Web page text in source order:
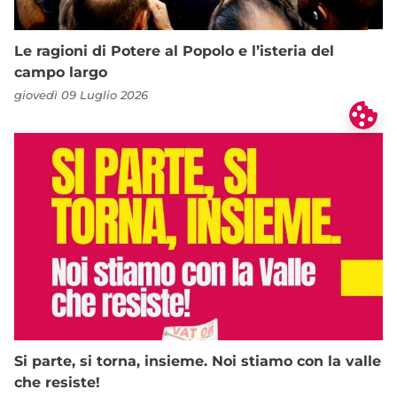
Le ragioni di Potere al Popolo e l’isteria del
campo largo
giovedì 09 Luglio 2026
Si parte, si torna, insieme. Noi stiamo con la valle
che resiste!